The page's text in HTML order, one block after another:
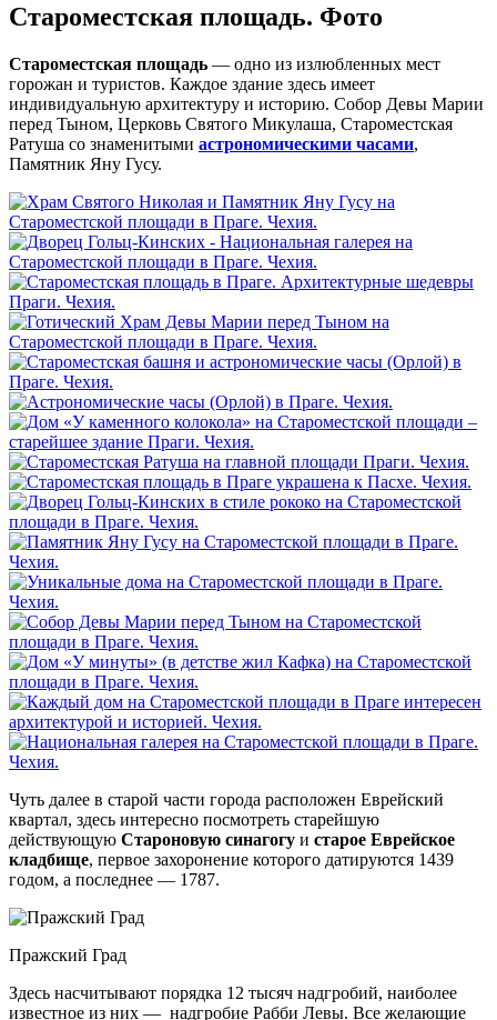
Староместская площадь. Фото
Староместская площадь — одно из излюбленных мест
горожан и туристов. Каждое здание здесь имеет
индивидуальную архитектуру и историю. Собор Девы Марии
перед Тыном, Церковь Святого Микулаша, Староместская
Ратуша со знаменитыми астрономическими часами,
Памятник Яну Гусу.
Чуть далее в старой части города расположен Еврейский
квартал, здесь интересно посмотреть старейшую
действующую Староновую синагогу и старое Еврейское
кладбище, первое захоронение которого датируются 1439
годом, а последнее — 1787.
Пражский Град
Здесь насчитывают порядка 12 тысяч надгробий, наиболее
известное из них — надгробие Рабби Левы. Все желающие